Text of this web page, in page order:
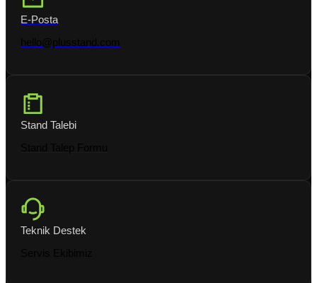
E-Posta
Stand Talebi
Teknik Destek